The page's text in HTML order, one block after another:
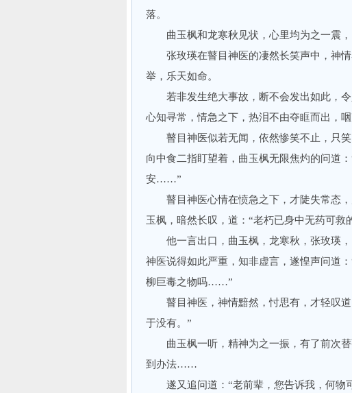
落。
曲玉枫和龙寒秋见状，心里均为之一震，
张玫瑛在瞽目神医的凄然长笑声中，神情
举，乐天如命。
若非发生绝大事故，断不会发出如此，令
心知寻常，情急之下，热泪不由夺眶而出，
瞽目神医似若无闻，依然惨笑不止，只笑
向中食二指盯望着，曲玉枫无限焦灼的问道
安……”
瞽目神医心情在愤急之下，才陡失常态，
玉枫，暗然长叹，道：“老朽已身中无药可救
他一言出口，曲玉枫，龙寒秋，张玫瑛，
神医说得如此严重，知非虚言，遂惶声问道
柳巨毒之物吗……”
瞽目神医，神情黯然，忖思有，才轻叹道
于没有。”
曲玉枫一听，精神为之一振，有了前次替
到办法……
遂又追问道：“老前辈，您告诉我，何物